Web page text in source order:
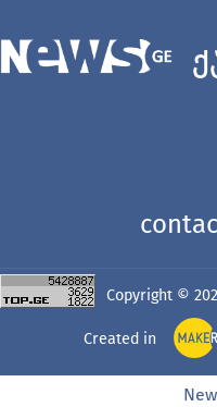
Copyright ©
Created in